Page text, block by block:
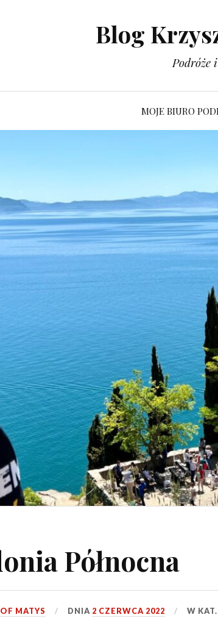
Blog
Podróże
MOJE BIURO
Północna
MATYS DNIA 2 CZERWCA 2022 W KAT.